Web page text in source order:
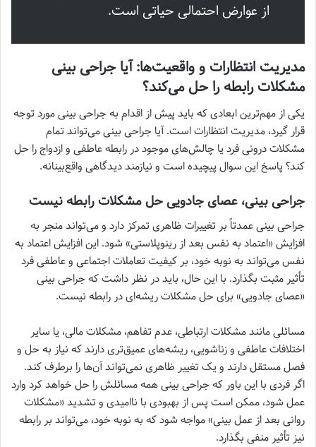
از عوارض احتمالی حیاتی است.
مدیریت انتظارات و واقعیت‌ها: آیا جراحی بینی
مشکلات رابطه را حل می‌کند؟
یکی از مهم‌ترین ابعادی که باید پیش از اقدام به جراحی بینی مورد توجه
قرار گیرد، مدیریت انتظارات است. آیا جراحی بینی می‌تواند تمام
مشکلات درونی فرد یا چالش‌های موجود در رابطه عاطفی و ازدواج را حل
کند؟ پاسخ این سوال پیچیده است و نیازمند دیدگاهی واقع‌بینانه.
جراحی بینی، عصای جادویی حل مشکلات رابطه نیست
جراحی بینی عمدتاً بر تغییرات ظاهری تمرکز دارد و می‌تواند منجر به
افزایش «اعتماد به نفس بعد از رینوپلاستی» شود. این افزایش اعتماد به
نفس می‌تواند به نوبه خود، بر کیفیت تعاملات اجتماعی و عاطفی فرد
تأثیر مثبت بگذارد. با این حال، باید در نظر داشت که جراحی بینی
«عصای جادویی» برای حل مشکلات ریشه‌ای در رابطه نیست.
مسائلی مانند مشکلات ارتباطی، عدم تفاهم، مشکلات مالی، یا سایر
اختلافات عاطفی و زناشویی، ریشه‌های عمیق‌تری دارند که نیاز به حل و
فصل مستقل دارند و یک تغییر ظاهری نمی‌تواند آن‌ها را برطرف کند.
اگر فردی با این باور که جراحی بینی همه مسائلش را حل خواهد کرد وارد
عمل شود، ممکن است پس از بهبودی با ناامیدی و تشدید «مشکلات
روانی بعد از عمل بینی» مواجه شود که به نوبه خود، می‌تواند بر رابطه
نیز تأثیر منفی بگذارد.